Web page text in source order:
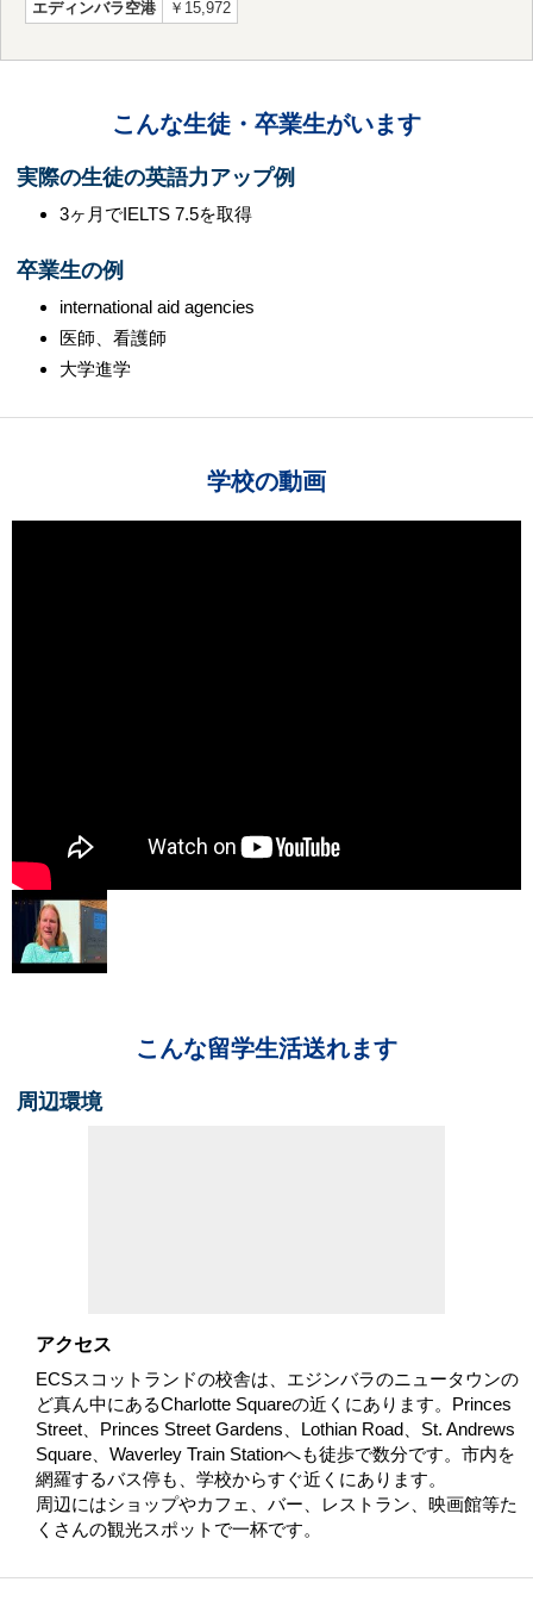
エディンバラ空港
￥15,972
こんな生徒・卒業生がいます
実際の生徒の英語力アップ例
3ヶ月でIELTS 7.5を取得
卒業生の例
international aid agencies
医師、看護師
大学進学
学校の動画
こんな留学生活送れます
周辺環境
アクセス
ECSスコットランドの校舎は、エジンバラのニュータウンの
ど真ん中にあるCharlotte Squareの近くにあります。Princes
Street、Princes Street Gardens、Lothian Road、St. Andrews
Square、Waverley Train Stationへも徒歩で数分です。市内を
網羅するバス停も、学校からすぐ近くにあります。
周辺にはショップやカフェ、バー、レストラン、映画館等た
くさんの観光スポットで一杯です。